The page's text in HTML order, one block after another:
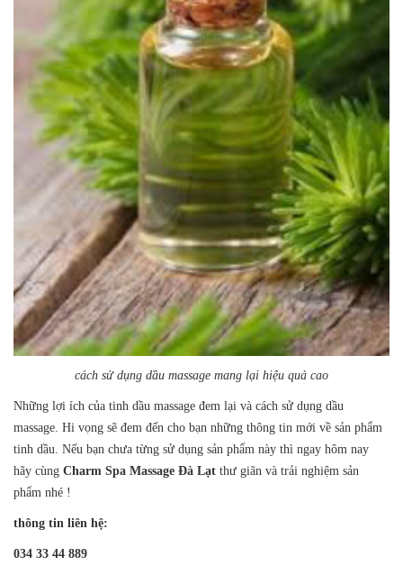
cách sử dụng dầu massage mang lại hiệu quả cao
Những lợi ích của tinh dầu massage đem lại và cách sử dụng dầu
massage. Hi vọng sẽ đem đến cho bạn những thông tin mới về sản phẩm
tinh dầu. Nếu bạn chưa từng sử dụng sản phẩm này thì ngay hôm nay
hãy cùng Charm Spa Massage Đà Lạt thư giãn và trải nghiệm sản
phẩm nhé !
thông tin liên hệ:
034 33 44 889